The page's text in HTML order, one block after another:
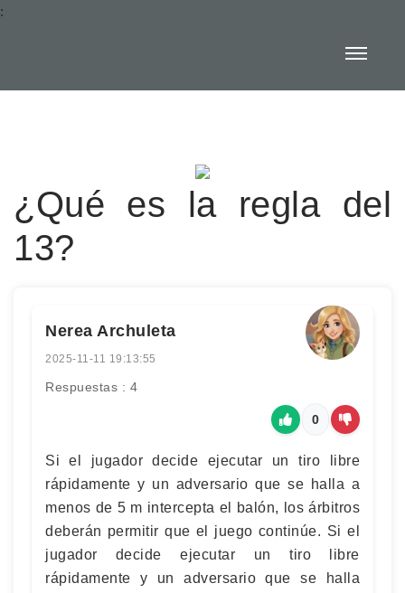
:
¿Qué es la regla del
13?
Nerea Archuleta
2025-11-11 19:13:55
Respuestas : 4
0
Si el jugador decide ejecutar un tiro libre
rápidamente y un adversario que se halla a
menos de 5 m intercepta el balón, los árbitros
deberán permitir que el juego continúe. Si el
jugador decide ejecutar un tiro libre
rápidamente y un adversario que se halla